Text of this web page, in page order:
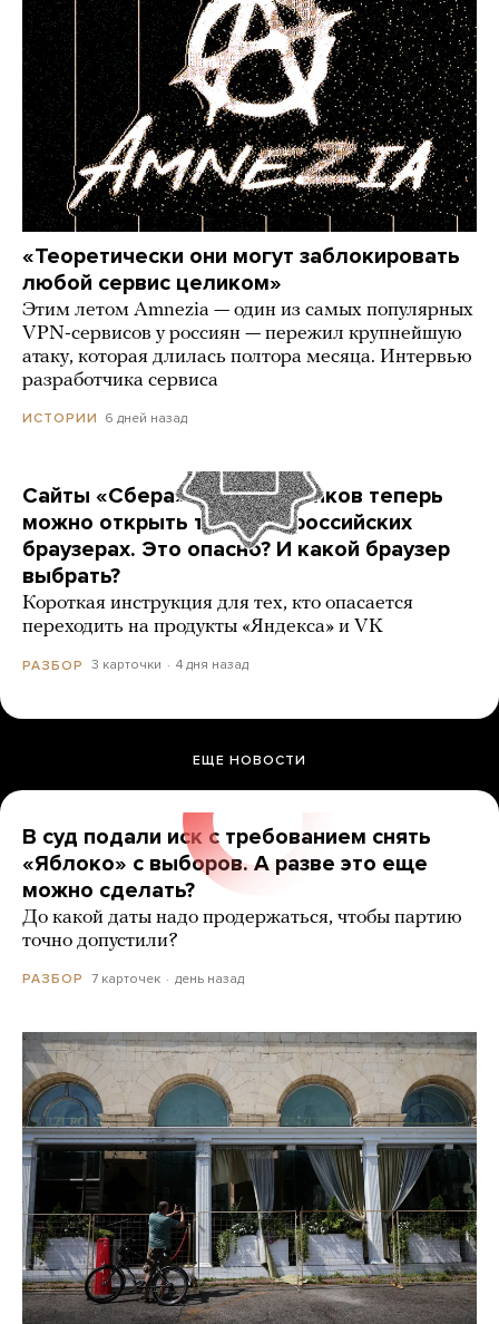
«Теоретически они могут заблокировать
любой сервис целиком»
Этим летом Amnezia — один из самых популярных
VPN-сервисов у россиян — пережил крупнейшую
атаку, которая длилась полтора месяца. Интервью
разработчика сервиса
ИСТОРИИ 6 дней назад
Сайты «Сбера» и других банков теперь
можно открыть только в российских
браузерах. Это опасно? И какой браузер
выбрать?
Короткая инструкция для тех, кто опасается
переходить на продукты «Яндекса» и VK
РАЗБОР 3 карточки 4 дня назад
ЕЩЕ НОВОСТИ
В суд подали иск с требованием снять
«Яблоко» с выборов. А разве это еще
можно сделать?
До какой даты надо продержаться, чтобы партию
точно допустили?
РАЗБОР 7 карточек день назад